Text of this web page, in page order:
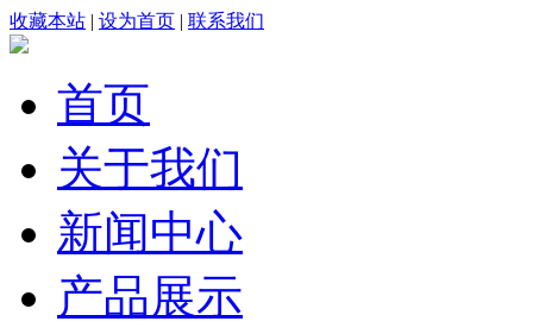
收藏本站 | 设为首页 | 联系我们
首页
关于我们
新闻中心
产品展示